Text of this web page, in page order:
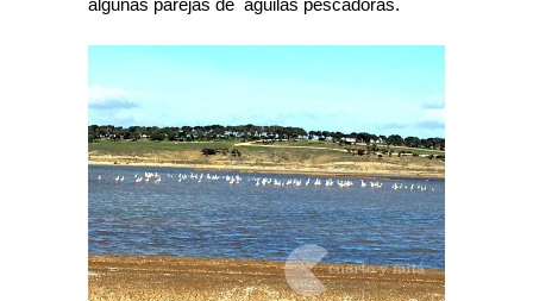
algunas parejas de águilas pescadoras.